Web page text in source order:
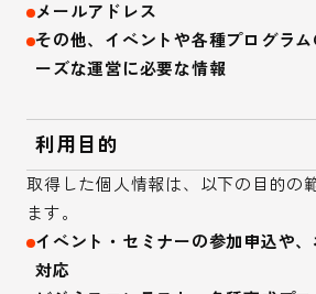
メールアドレス
その他、イベントや各種プログラ
ーズな運営に必要な情報
利用目的
取得した個人情報は、以下の目的の
ます。
イベント・セミナーの参加申込や
対応